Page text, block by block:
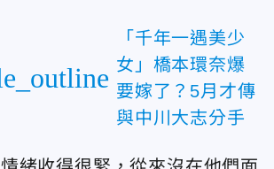
「千年一遇美少
女」橋本環奈爆
要嫁了？5月才傳
與中川大志分手